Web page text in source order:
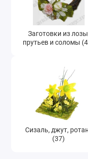
Заготовки из
прутьев и соломы
Сизаль, джут,
(37)